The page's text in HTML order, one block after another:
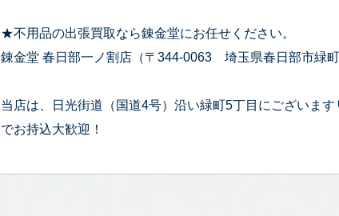
★不用品の出張買取なら錬金堂にお任せください。
錬金堂 春日部一ノ割店（〒344-0063 埼玉県春日部市緑町
当店は、日光街道（国道4号）沿い緑町5丁目にございま
でお持込大歓迎！